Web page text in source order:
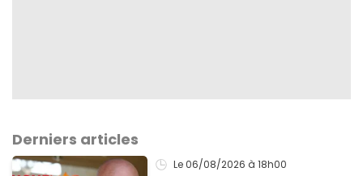
Derniers articles
Le 06/08/2026 à 18h00